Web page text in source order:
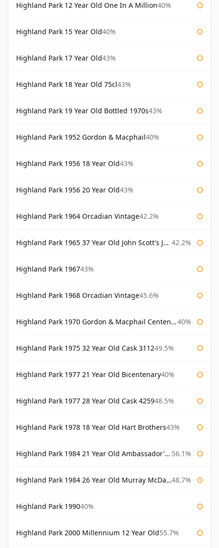
Highland Park 12 Year Old One In A Million40%
Highland Park 15 Year Old40%
Highland Park 17 Year Old43%
Highland Park 18 Year Old 75cl43%
Highland Park 19 Year Old Bottled 1970s43%
Highland Park 1952 Gordon & Macphail40%
Highland Park 1956 18 Year Old43%
Highland Park 1956 20 Year Old43%
Highland Park 1964 Orcadian Vintage42.2%
Highland Park 1965 37 Year Old John Scott's John Scott's 42.2%
Highland Park 196743%
Highland Park 1968 Orcadian Vintage45.6%
Highland Park 1970 Gordon & Macphail Centenary Reserve 40%
Highland Park 1975 32 Year Old Cask 311249.5%
Highland Park 1977 21 Year Old Bicentenary40%
Highland Park 1977 28 Year Old Cask 425948.5%
Highland Park 1978 18 Year Old Hart Brothers43%
Highland Park 1984 21 Year Old Ambassador's Cask 56.1%
Highland Park 1984 26 Year Old Murray McDavid 48.7%
Highland Park 199040%
Highland Park 2000 Millennium 12 Year Old55.7%